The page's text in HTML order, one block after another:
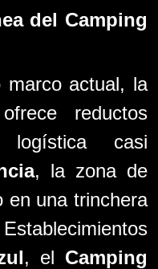
del Camping
marco actual, la
reductos
casi
, la zona de
una trinchera
, el Camping